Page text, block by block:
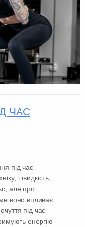
ЧАС
під час
швидкість,
але про
воно впливає
під час
енергію